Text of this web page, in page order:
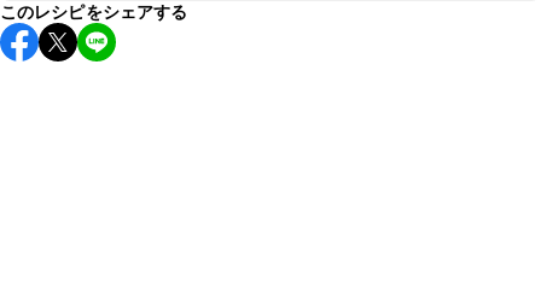
こちらのレシピは出来たてをお召し上がりいただくことをお
すすめします。
このレシピをシェアする